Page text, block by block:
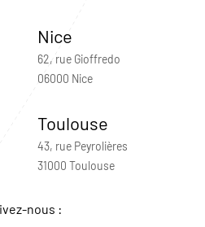
Nice
62, rue Gioffredo
06000 Nice
Toulouse
43, rue Peyrolières
31000 Toulouse
nous :